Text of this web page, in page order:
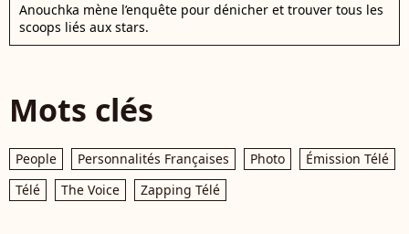
Anouchka mène l’enquête pour dénicher et trouver tous les
scoops liés aux stars.
Mots clés
People Personnalités Françaises Photo
Émission Télé
Télé
The Voice Zapping Télé